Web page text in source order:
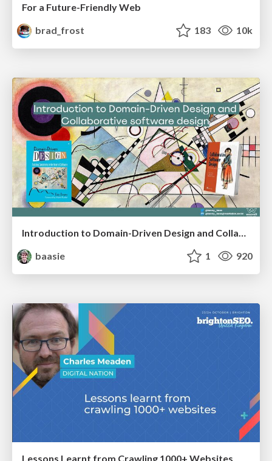
For a Future-Friendly Web
brad_frost
183 10k
Introduction to Domain-Driven Design and Collaborative software design
baasie
1 920
Lessons Learnt from Crawling 1000+ Websites